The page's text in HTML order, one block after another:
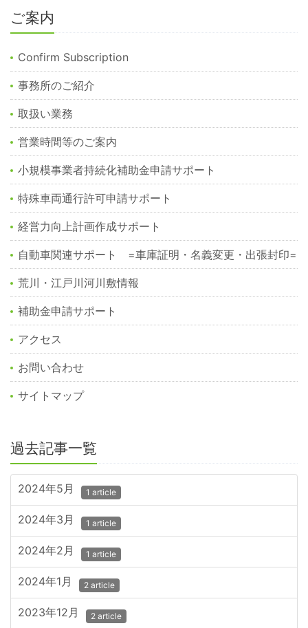
ご案内
Confirm Subscription
事務所のご紹介
取扱い業務
営業時間等のご案内
小規模事業者持続化補助金申請サポート
特殊車両通行許可申請サポート
経営力向上計画作成サポート
自動車関連サポート =車庫証明・名義変更・出張封印=
荒川・江戸川河川敷情報
補助金申請サポート
アクセス
お問い合わせ
サイトマップ
過去記事一覧
2024年5月 1 article
2024年3月 1 article
2024年2月 1 article
2024年1月 2 article
2023年12月 2 article